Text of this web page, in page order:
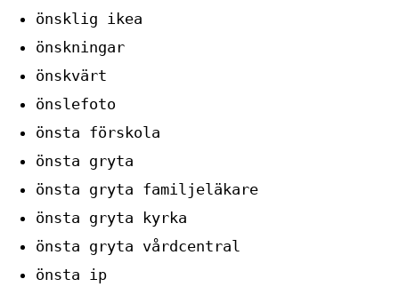
önsklig ikea
önskningar
önskvärt
önslefoto
önsta förskola
önsta gryta
önsta gryta familjeläkare
önsta gryta kyrka
önsta gryta vårdcentral
önsta ip